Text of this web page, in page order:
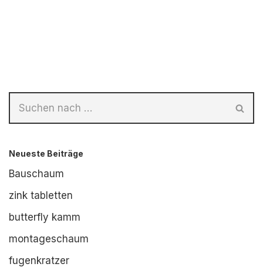
Neueste Beiträge
Bauschaum
zink tabletten
butterfly kamm
montageschaum
fugenkratzer